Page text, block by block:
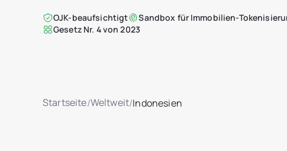
OJK-beaufsichtigt
Sandbox für Immobilien-
Gesetz Nr. 4 von 2023
Startseite/Weltweit/Indonesien